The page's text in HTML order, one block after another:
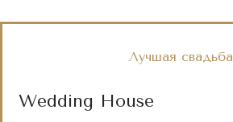
Лучшая свадьба
Wedding House